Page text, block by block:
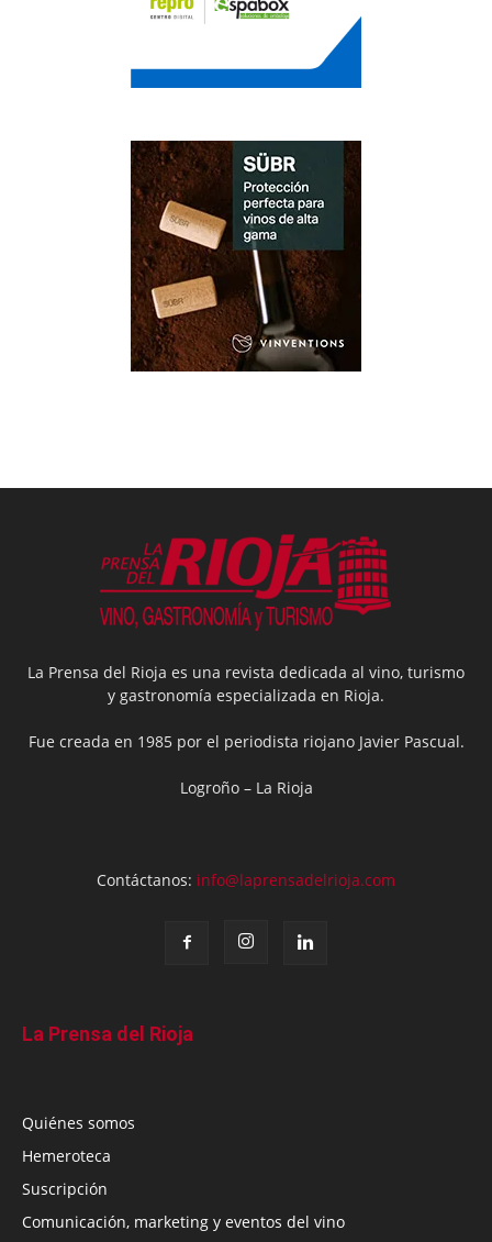
La Prensa del Rioja es una revista dedicada al vino, turismo
y gastronomía especializada en Rioja.
Fue creada en 1985 por el periodista riojano Javier Pascual.
Logroño – La Rioja
Contáctanos: info@laprensadelrioja.com
La Prensa del Rioja
Quiénes somos
Hemeroteca
Suscripción
Comunicación, marketing y eventos del vino